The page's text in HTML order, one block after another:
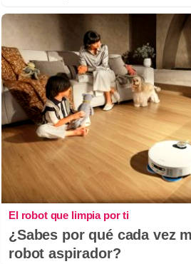
El robot que limpia por ti
¿Sabes por qué cada vez
robot aspirador?